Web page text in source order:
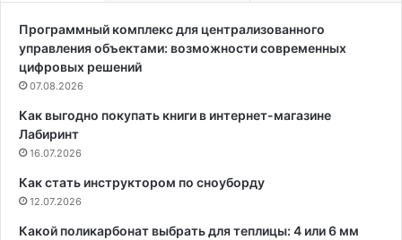
Программный комплекс для централизованного
управления объектами: возможности современных
цифровых решений
07.08.2026
Как выгодно покупать книги в интернет-магазине
Лабиринт
16.07.2026
Как стать инструктором по сноуборду
12.07.2026
Какой поликарбонат выбрать для теплицы: 4 или 6 мм